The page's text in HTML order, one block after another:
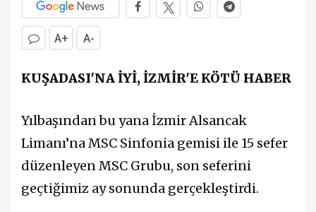
A+ A-
KUŞADASI'NA İYİ, İZMİR'E KÖTÜ HABER
Yılbaşından bu yana İzmir Alsancak
Limanı’na MSC Sinfonia gemisi ile 15 sefer
düzenleyen MSC Grubu, son seferini
geçtiğimiz ay sonunda gerçekleştirdi.